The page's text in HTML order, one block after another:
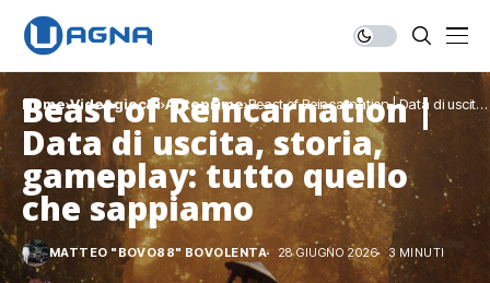
Home Videogiochi Anteprime Beast of Reincarnation | Data di uscita,
storia, gameplay: tutto quello che
sappiamo
Beast of Reincarnation |
Data di uscita, storia,
gameplay: tutto quello
che sappiamo
MATTEO "BOVO88" BOVOLENTA 28 GIUGNO 2026 3 MINUTI